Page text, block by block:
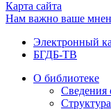
Карта сайта
Нам важно ваше
Электронный
БГДБ-ТВ
О библиотеке
Сведения